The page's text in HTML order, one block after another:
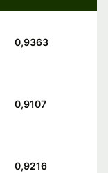
0,9363
0,9107
0,9216